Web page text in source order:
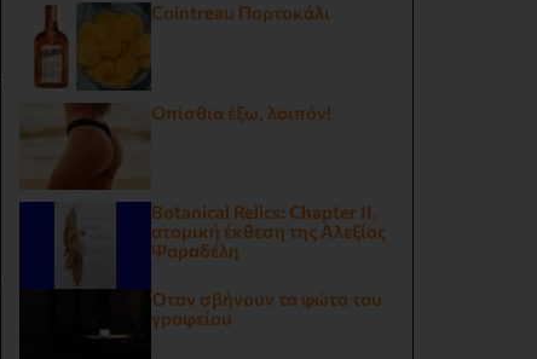
Cointreau Πορτοκάλι
Οπίσθια έξω, λοιπόν!
Botanical Relics: Chapter II,
ατομική έκθεση της Αλεξίας
Ψαραδέλη
Όταν σβήνουν τα φώτα του
γραφείου